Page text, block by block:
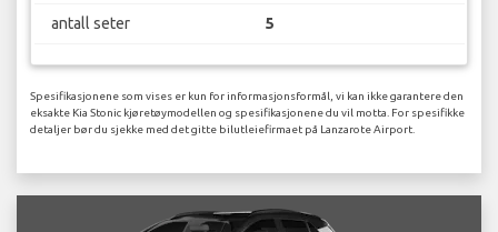
antall seter 5
Spesifikasjonene som vises er kun for informasjonsformål, vi kan ikke garantere den
eksakte Kia Stonic kjøretøymodellen og spesifikasjonene du vil motta. For spesifikke
detaljer bør du sjekke med det gitte bilutleiefirmaet på Lanzarote Airport.